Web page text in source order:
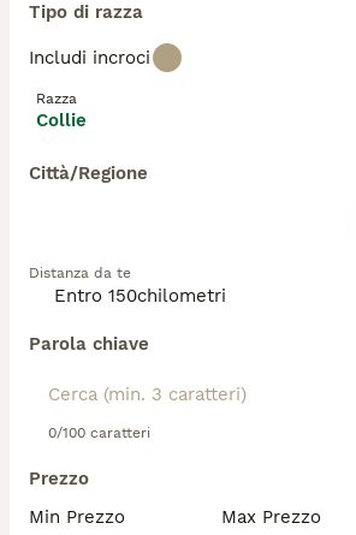
Tipo di razza
Includi incroci
Razza
Collie
Città/Regione
Distanza da te
Parola chiave
0/100 caratteri
Prezzo
Min Prezzo
Max Prezzo